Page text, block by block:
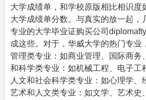
大学成绩单，和学校原版相比相识度
大学成绩单分数。与真实的放一起，
专业的大学毕业证购买公司
成这些。对于，华威大学的热门专业
管理类专业：如商业管理、国际商务
和科学类专业：如机械工程、电子工
人文和社会科学类专业：如心理学、
艺术和人文类专业：如文学、艺术史